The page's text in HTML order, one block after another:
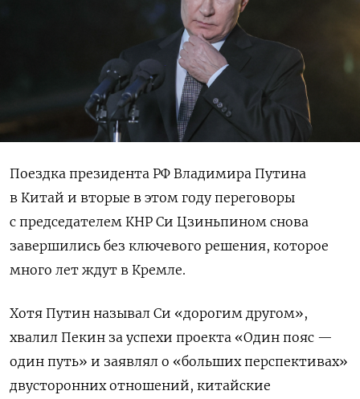
Поездка президента РФ Владимира Путина
в Китай и вторые в этом году переговоры
с председателем КНР Си Цзиньпином снова
завершились без ключевого решения, которое
много лет ждут в Кремле.
Хотя Путин называл Си «дорогим другом»,
хвалил Пекин за успехи проекта «Один пояс —
один путь» и заявлял о «больших перспективах»
двусторонних отношений, китайские